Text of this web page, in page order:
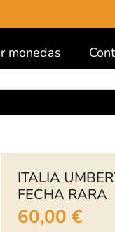
monedas
ITALIA
FECHA RARA
60,00 €